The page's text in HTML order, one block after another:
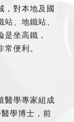
，對本地及國
、地鐵站、
坐高鐵，
便利。
醫學專家組成
學博士，前